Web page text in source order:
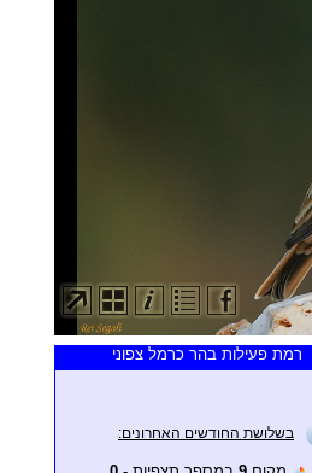
רמת פעילות בהר כרמל צפוני
בשלושת החודשים האחרונים: